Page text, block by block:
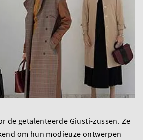
de getalenteerde Giusti-zussen. Ze
om hun modieuze ontwerpen